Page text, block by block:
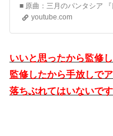
#弾いてみた
youtube.com
いいと思ったから監修
監修したから手放しで
落ちぶれてはいないです